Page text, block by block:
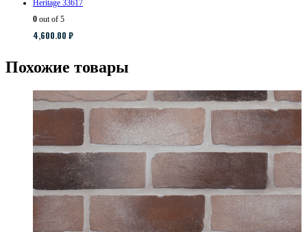
Heritage 33617
0 out of 5
4,600.00 ₽
Похожие товары